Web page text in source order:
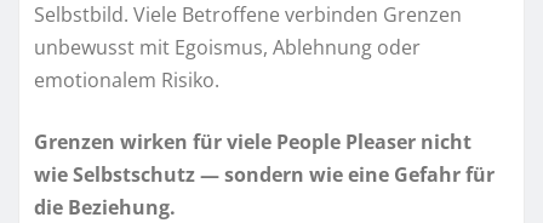
Selbstbild. Viele Betroffene verbinden Grenzen
unbewusst mit Egoismus, Ablehnung oder
emotionalem Risiko.
Grenzen wirken für viele People Pleaser nicht
wie Selbstschutz — sondern wie eine Gefahr für
die Beziehung.